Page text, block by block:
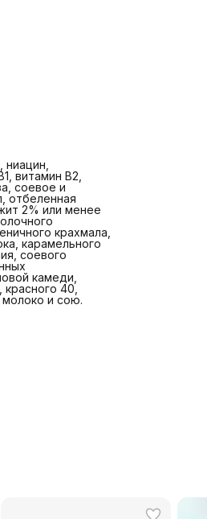
витамин В2,
соевое и
отбеленная
2% или менее
крахмала,
карамельного
соевого
камеди,
красного 40,
и сою.